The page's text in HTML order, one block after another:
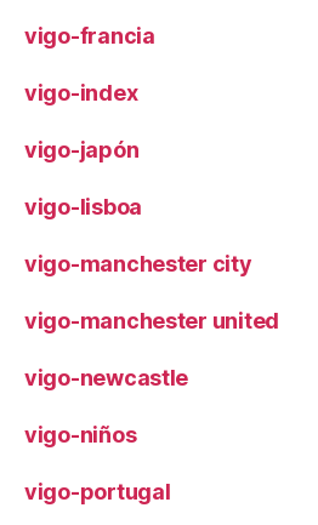
vigo-francia
vigo-index
vigo-japón
vigo-lisboa
vigo-manchester city
vigo-manchester united
vigo-newcastle
vigo-niños
vigo-portugal